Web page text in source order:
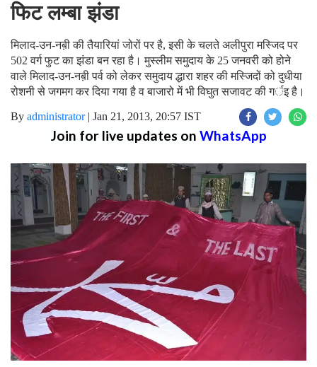
फिट लम्बा झंडा
मिलाद-उन-नब़ी की तैयारियां जोरों पर है, इसी के चलते अलीपुरा मस्जिद पर
502 वर्ग फुट का झंडा बन रहा है। मुस्लीम समुदाय के 25 जनवरी को होने
वाले मिलाद-उन-नब़ी पर्व को लेकर समुदाय द्धारा शहर की मस्जिदों को दुधीया
रोशनी से जगमग कर दिया गया है व बाजारो में भी विघुत सजावट की गर्इ है।
By administrator| Jan 21, 2013, 20:57 IST
Join for live updates on WhatsApp